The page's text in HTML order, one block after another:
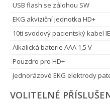
USB flash se zálohou SW
EKG akviziční jednotka HD+
10ti svodový pacientský kabel
Alkalická baterie AAA 1,5 V
Pouzdro pro HD+
Jednorázové EKG elektrody
VOLITELNÉ